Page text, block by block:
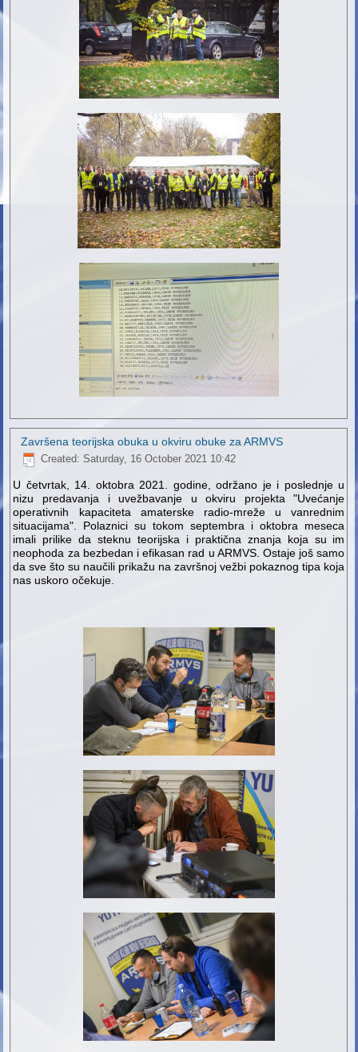
Završena teorijska obuka u okviru obuke za ARMVS
Created: Saturday, 16 October 2021 10:42
U četvrtak, 14. oktobra 2021. godine, održano je i poslednje u
nizu predavanja i uvežbavanje u okviru projekta "Uvećanje
operativnih kapaciteta amaterske radio-mreže u vanrednim
situacijama". Polaznici su tokom septembra i oktobra meseca
imali prilike da steknu teorijska i praktična znanja koja su im
neophoda za bezbedan i efikasan rad u ARMVS. Ostaje još samo
da sve što su naučili prikažu na završnoj vežbi pokaznog tipa koja
nas uskoro očekuje.